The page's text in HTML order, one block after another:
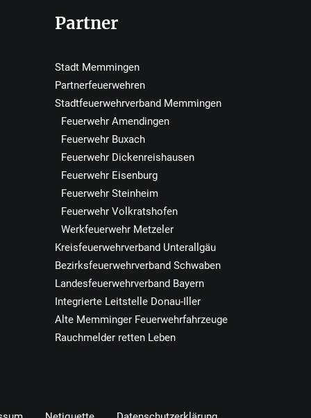
Partner
Stadt Memmingen
Partnerfeuerwehren
Stadtfeuerwehrverband Memmingen
Feuerwehr Amendingen
Feuerwehr Buxach
Feuerwehr Dickenreishausen
Feuerwehr Eisenburg
Feuerwehr Steinheim
Feuerwehr Volkratshofen
Werkfeuerwehr Metzeler
Kreisfeuerwehrverband Unterallgäu
Bezirksfeuerwehrverband Schwaben
Landesfeuerwehrverband Bayern
Integrierte Leitstelle Donau-Iller
Alte Memminger Feuerwehrfahrzeuge
Rauchmelder retten Leben